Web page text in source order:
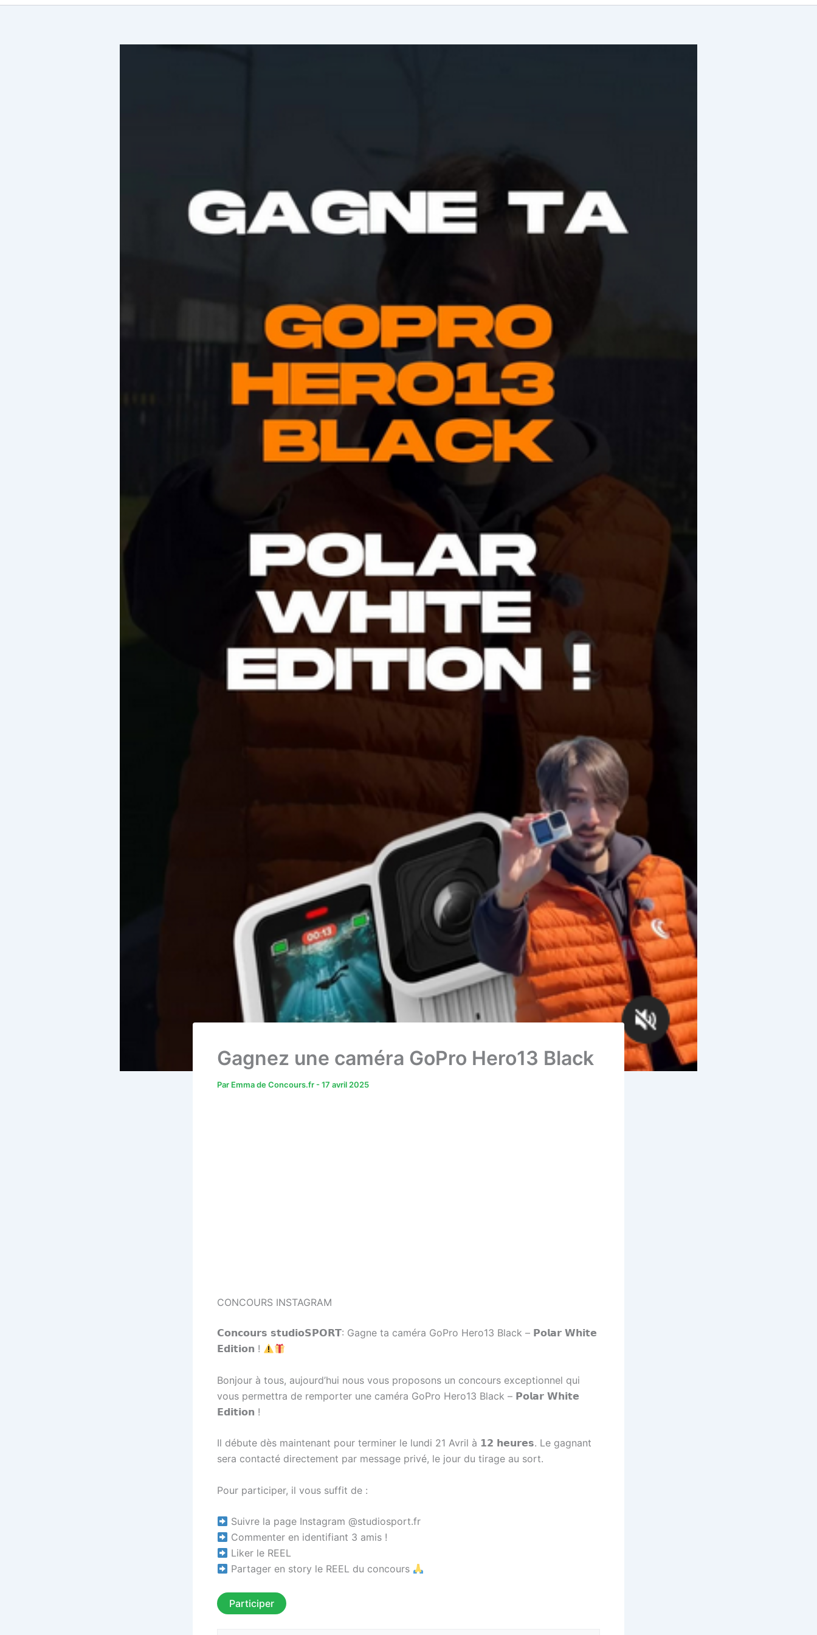
Gagnez une caméra GoPro Hero13 Black
Par Emma de Concours.fr -17 avril 2025
CONCOURS INSTAGRAM
𝗖𝗼𝗻𝗰𝗼𝘂𝗿𝘀 𝘀𝘁𝘂𝗱𝗶𝗼𝗦𝗣𝗢𝗥𝗧: Gagne ta caméra GoPro Hero13 Black – 𝗣𝗼𝗹𝗮𝗿 𝗪𝗵𝗶𝘁𝗲
𝗘𝗱𝗶𝘁𝗶𝗼𝗻 !
Bonjour à tous, aujourd’hui nous vous proposons un concours exceptionnel qui
vous permettra de remporter une caméra GoPro Hero13 Black – 𝗣𝗼𝗹𝗮𝗿 𝗪𝗵𝗶𝘁𝗲
𝗘𝗱𝗶𝘁𝗶𝗼𝗻 !
Il débute dès maintenant pour terminer le lundi 21 Avril à 𝟭𝟮 𝗵𝗲𝘂𝗿𝗲𝘀. Le gagnant
sera contacté directement par message privé, le jour du tirage au sort.
Pour participer, il vous suffit de :
Suivre la page Instagram @studiosport.fr
Commenter en identifiant 3 amis !
Liker le REEL
Partager en story le REEL du concours
Participer